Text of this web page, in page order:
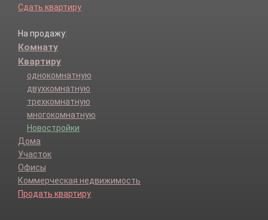
Сдать квартиру
На продажу:
Комнату
Квартиру
однокомнатную
двухкомнатную
трехкомнатную
многокомнатную
Новостройки
Дома
Участок
Офисы
Коммерческая недвижимость
Продать квартиру